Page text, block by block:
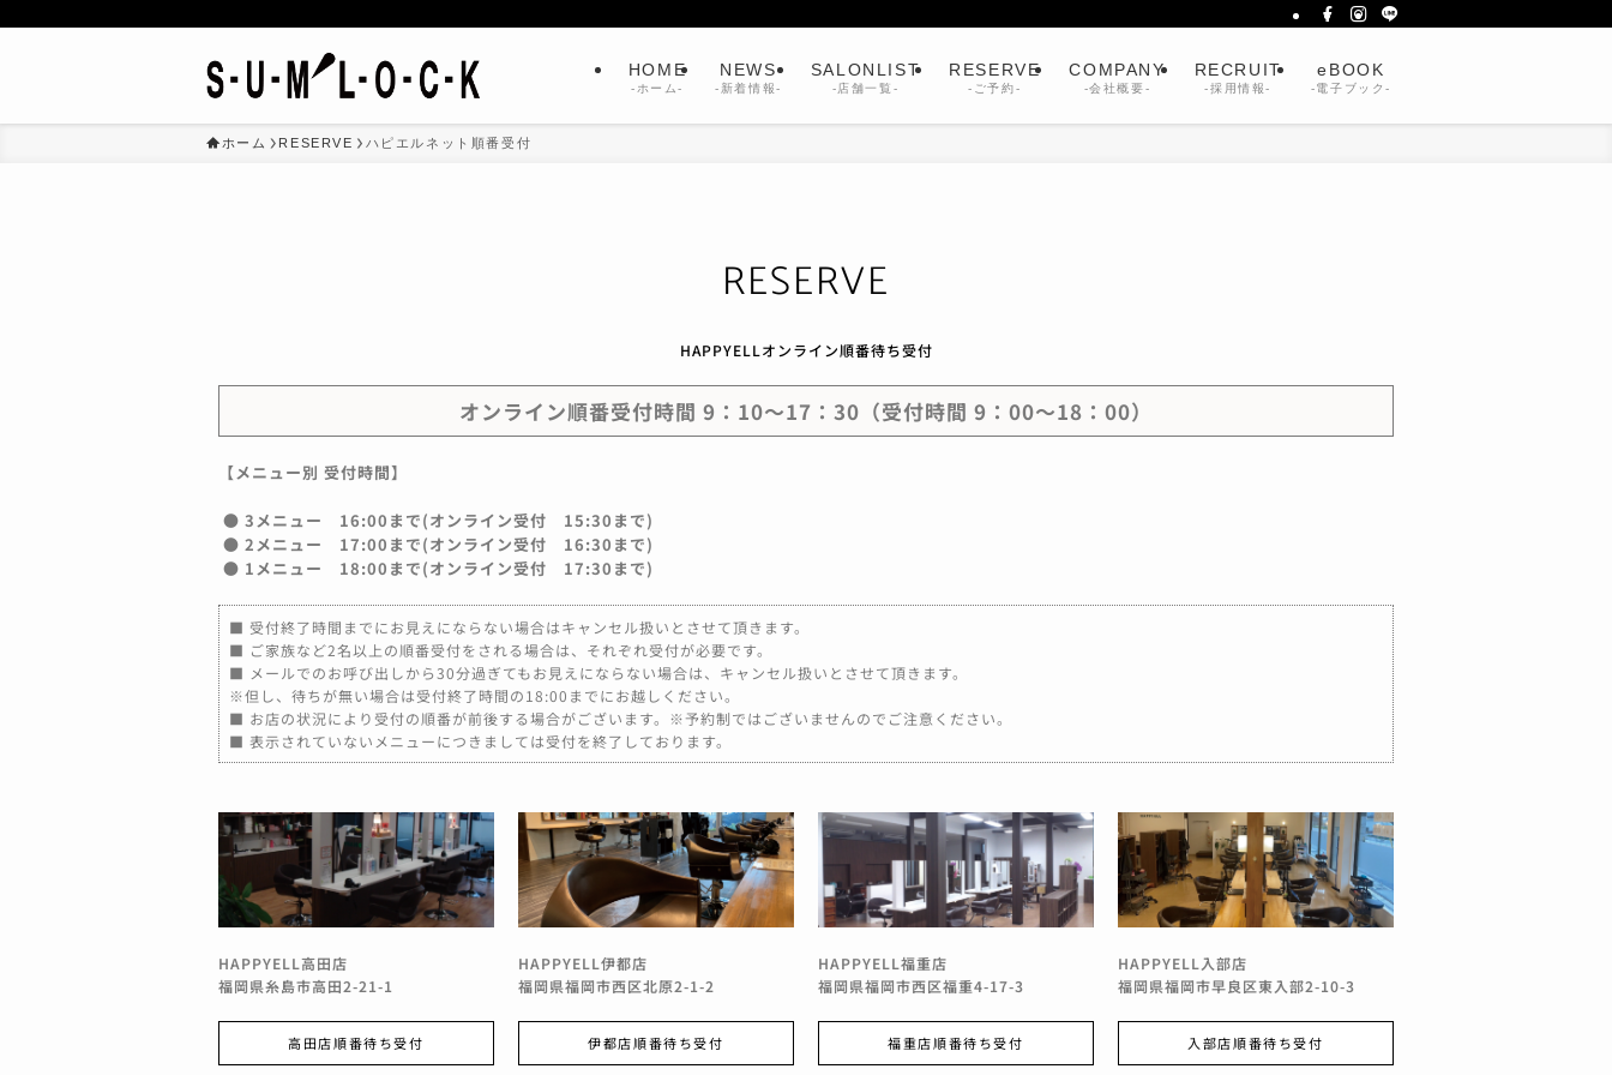
HOME
-ホーム-
NEWS
-新着情報-
SALONLIST
-店舗一覧-
RESERVE
-ご予約-
COMPANY
-会社概要-
RECRUIT
-採用情報-
eBOOK
-電子ブック-
ホーム RESERVE ハピエルネット順番受付
RESERVE
HAPPYELLオンライン順番待ち受付
オンライン順番受付時間 9：10～17：30（受付時間 9：00～18：00）
【メニュー別 受付時間】
● 3メニュー 16:00まで(オンライン受付 15:30まで)
● 2メニュー 17:00まで(オンライン受付 16:30まで)
● 1メニュー 18:00まで(オンライン受付 17:30まで)
■ 受付終了時間までにお見えにならない場合はキャンセル扱いとさせて頂きます。
■ ご家族など2名以上の順番受付をされる場合は、それぞれ受付が必要です。
■ メールでのお呼び出しから30分過ぎてもお見えにならない場合は、キャンセル扱いとさせて頂きます。
※但し、待ちが無い場合は受付終了時間の18:00までにお越しください。
■ お店の状況により受付の順番が前後する場合がございます。※予約制ではございませんのでご注意ください。
■ 表示されていないメニューにつきましては受付を終了しております。
HAPPYELL高田店
福岡県糸島市高田2-21-1
高田店順番待ち受付
HAPPYELL伊都店
福岡県福岡市西区北原2-1-2
伊都店順番待ち受付
HAPPYELL福重店
福岡県福岡市西区福重4-17-3
福重店順番待ち受付
HAPPYELL入部店
福岡県福岡市早良区東入部2-10-3
入部店順番待ち受付